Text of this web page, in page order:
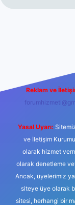
Reklam ve
Yasal Uyarı:
ve İletişim
olarak hizmet
olarak denetleme
Ancak, üyelerimiz
siteye üye olarak
sitesi, herhangi bir